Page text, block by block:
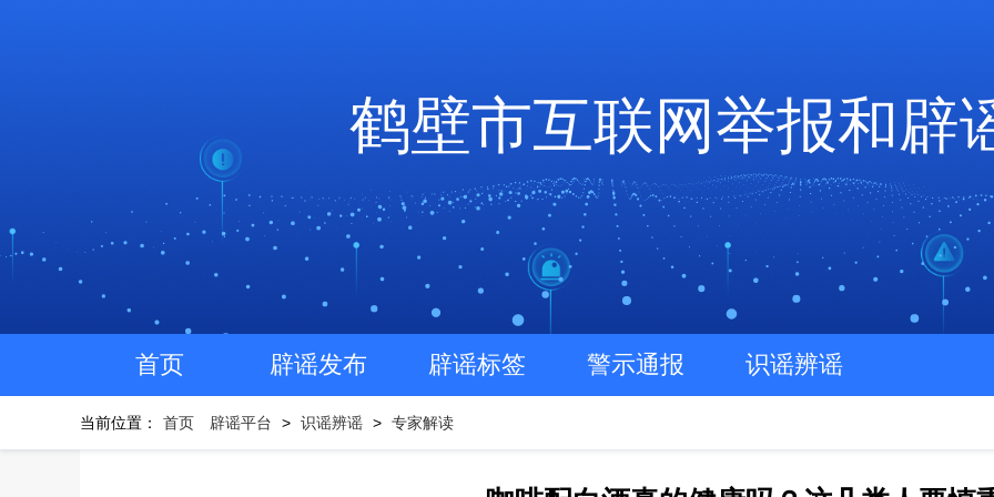
鹤壁市互联网举报和辟
首页 辟谣发布 辟谣标签 警示通报 识谣辨谣
当前位置： 首页 辟谣平台 > 识谣辨谣 > 专家解读